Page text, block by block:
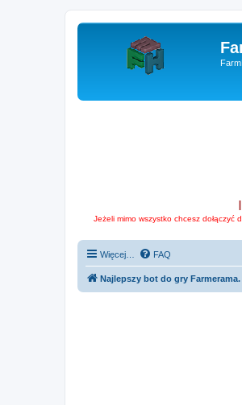
Jeżeli mimo wszystko chcesz
Więcej… FAQ
Najlepszy bot do gry Farmerama.